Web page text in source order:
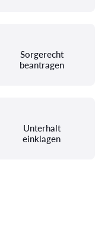
Sorgerecht
beantragen
Unterhalt
einklagen